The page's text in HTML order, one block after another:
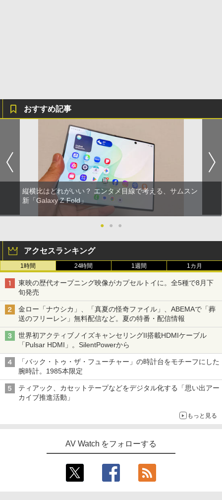
おすすめ記事
縦横比はどれがいい？ エンタメ目線で考える、サムスン
新「Galaxy Z Fold」
● ● ●
アクセスランキング
1時間 24時間 1週間 1カ月
東映の歴代オープニング映像がカプセルトイに。全5種で8月下
旬発売
金ロー「ナウシカ」、「真夏の怪奇ファイル」、ABEMAで「葬
送のフリーレン」無料配信など。夏の特番・配信情報
世界初アクティブノイズキャンセリングII搭載HDMIケーブル
「Pulsar HDMI」。SilentPowerから
「バック・トゥ・ザ・フューチャー」の時計台をモチーフにした
腕時計。1985本限定
ティアック、カセットテープなどをデジタル化する「思い出アー
カイブ推進活動」
もっと見る
AV Watch をフォローする